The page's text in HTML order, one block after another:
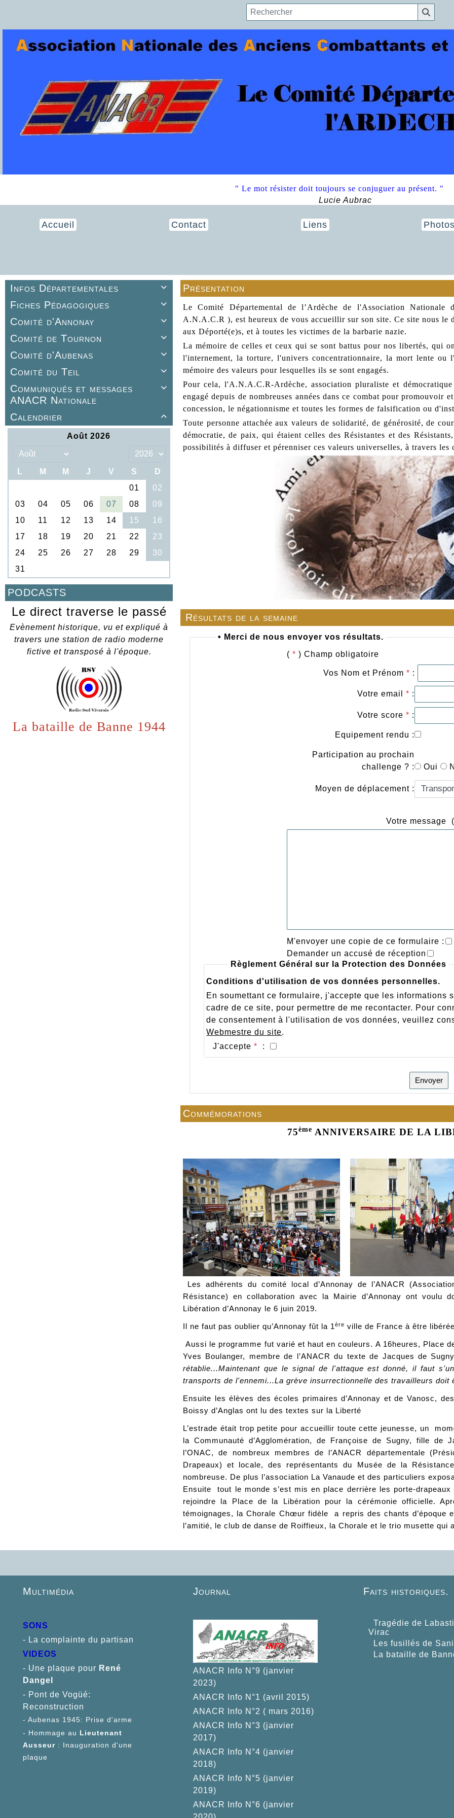
" Le mot résister doit toujours se conjuguer au présent. "
Lucie Aubrac
Accueil Contact Liens Photos

Infos Départementales

Fiches Pédagogiques

Comité d'Annonay

Comité de Tournon

Comité d'Aubenas

Comité du Teil

Communiqués et messages
ANACR Nationale

Calendrier
PODCASTS
Le direct traverse le passé
Evènement historique, vu et expliqué à
travers une station de radio moderne
fictive et transposé à l'époque.
La bataille de Banne 1944
Présentation
Le Comité Départemental de l’Ardèche de l'Association
A.N.A.C.R ), est heureux de vous accueillir sur son site. Ce site nous le
aux Déporté(e)s, et à toutes les victimes de la barbarie nazie.
La mémoire de celles et ceux qui se sont battus pour nos libertés, qui
l'internement, la torture, l'univers concentrationnaire, la mort lente ou
mémoire des valeurs pour lesquelles ils se sont engagés.
Pour cela, l'A.N.A.C.R-Ardèche, association pluraliste et
engagé depuis de nombreuses années dans ce combat pour promouvoir
concession, le négationnisme et toutes les formes de falsification ou
Toute personne attachée aux valeurs de solidarité, de générosité, de
démocratie, de paix, qui étaient celles des Résistantes et des
possibilités à diffuser et pérenniser ces valeurs universelles, à travers
Résultats de la semaine
• Merci de nous envoyer vos résultats.
( * ) Champ obligatoire
Vos Nom et Prénom * :
Votre email* :
Votre score* :
Equipement rendu :
Participation au prochain
challenge ? :
Oui
Moyen de déplacement :
Votre message (
M'envoyer une copie de ce formulaire :
Demander un accusé de réception
Règlement Général sur la Protection des Données
Conditions d'utilisation de vos données personnelles.
En soumettant ce formulaire, j'accepte que les informations
cadre de ce site, pour permettre de me recontacter. Pour
de consentement à l'utilisation de vos données, veuillez
Webmestre du site.
J'accepte * :
Envoyer
Commémorations
75ème ANNIVERSAIRE DE LA
Les adhérents du comité local d’Annonay de l’ANACR
Résistance) en collaboration avec la Mairie d’Annonay ont voulu
Libération d’Annonay le 6 juin 2019.
Il ne faut pas oublier qu’Annonay fût la 1ère ville de France à être libérée
Aussi le programme fut varié et haut en couleurs. A 16heures, Place
Yves Boulanger, membre de l’ANACR du texte de Jacques de
rétablie...Maintenant que le signal de l'attaque est donné, il faut
transports de l'ennemi...La grève insurrectionnelle des travailleurs doit
Ensuite les élèves des écoles primaires d’Annonay et de Vanosc,
Boissy d’Anglas ont lu des textes sur la Liberté
L’estrade était trop petite pour accueillir toute cette jeunesse, un
la Communauté d’Agglomération, de Françoise de Sugny, fille de
l’ONAC, de nombreux membres de l’ANACR départementale
Drapeaux) et locale, des représentants du Musée de la
nombreuse. De plus l’association La Vanaude et des particuliers
Ensuite tout le monde s’est mis en place derrière les porte-
rejoindre la Place de la Libération pour la cérémonie officielle.
témoignages, la Chorale Chœur fidèle a repris des chants d’époque
l’amitié, le club de danse de Roiffieux, la Chorale et le trio musette qui
Multimédia
SONS
- La complainte du partisan
VIDEOS
- Une plaque pour René
Dangel
- Pont de Vogüé:
Reconstruction
- Aubenas 1945: Prise d'arme
- Hommage au Lieutenant
Ausseur : Inauguration d'une
plaque
Journal
ANACR Info N°9 (janvier
2023)
ANACR Info N°1 (avril 2015)
ANACR Info N°2 ( mars 2016)
ANACR Info N°3 (janvier
2017)
ANACR Info N°4 (janvier
2018)
ANACR Info N°5 (janvier
2019)
ANACR Info N°6 (janvier
Faits historiques.
Tragédie de
Virac
Les fusillés de
La bataille de